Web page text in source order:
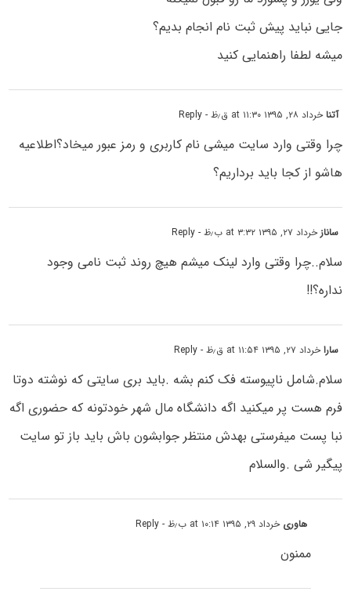
جایی نباید پیش ثبت نام انجام بدیم؟
میشه لطفا راهنمایی کنید
آتناخرداد ۲۸, ۱۳۹۵ at ۱۱:۳۰ ق٫ظ - Reply
چرا وقتی وارد سایت میشی نام کاربری و رمز عبور میخاد؟اطلاعیه
هاشو از کجا باید برداریم؟
سانازخرداد ۲۷, ۱۳۹۵ at ۳:۳۲ ب٫ظ - Reply
سلام..چرا وقتی وارد لینک میشم هیچ روند ثبت نامی وجود
نداره؟!!
ساراخرداد ۲۷, ۱۳۹۵ at ۱۱:۵۴ ق٫ظ - Reply
سلام.شامل ناپیوسته فک کنم بشه .باید بری سایتی که نوشته دوتا
فرم هست پر میکنید اگه دانشگاه مال شهر خودتونه که حضوری اگه
نبا پست میفرستی بهدش منتظر جوابشون باش باید باز تو سایت
پیگیر شی .والسلام
هاوری خرداد ۲۹, ۱۳۹۵ at ۱۰:۱۴ ب٫ظ - Reply
ممنون